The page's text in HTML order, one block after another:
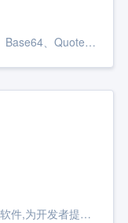
本工具支持Utf-16、Utf-32、Punycode、Base64、Quoted-printable、MIME等多种格式编码解码。
在线SM2密钥生成工具 - BTool在线工具软件,为开发者提供方便。 SM2是中国国家密码管理局颁布的中国商用公钥密码标准算法(一种非对称加密算法),SM2采用的是ECC 256位的一种椭圆曲线的加密算法,其密钥长度256bit，包含数字签名、密钥交换和公钥加密，用于替换RSA/DH/ECDSA/ECDH等国际算法。